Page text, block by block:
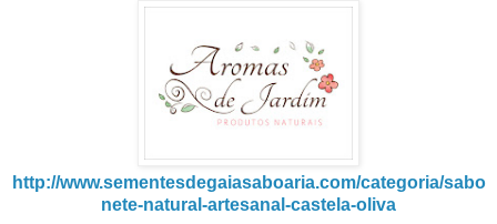
http://www.sementesdegaiasaboaria.com/categoria/sabo
nete-natural-artesanal-castela-oliva